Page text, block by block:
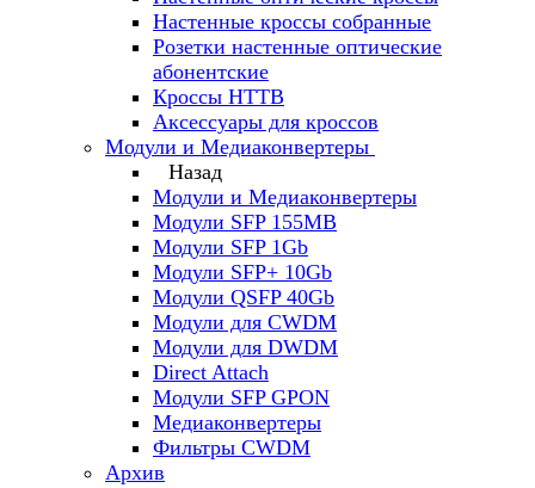
Настенные кроссы собранные
Розетки настенные оптические
абонентские
Кроссы HTTB
Аксессуары для кроссов
Модули и Медиаконвертеры
Назад
Модули и Медиаконвертеры
Модули SFP 155MB
Модули SFP 1Gb
Модули SFP+ 10Gb
Модули QSFP 40Gb
Модули для CWDM
Модули для DWDM
Direct Attach
Модули SFP GPON
Медиаконвертеры
Фильтры CWDM
Архив